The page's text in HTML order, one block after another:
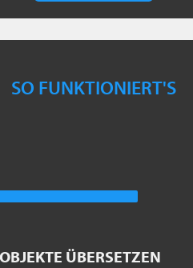
SO FUNKTIONIERT'S
ÜBERSETZEN